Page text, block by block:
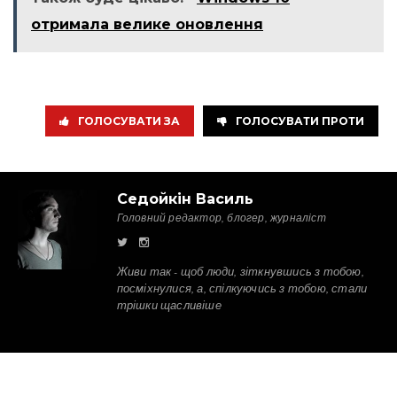
отримала велике оновлення
ГОЛОСУВАТИ ЗА ГОЛОСУВАТИ ПРОТИ
Седойкін Василь
Головний редактор, блогер, журналіст
Живи так - щоб люди, зіткнувшись з тобою,
посміхнулися, а, спілкуючись з тобою, стали
трішки щасливіше